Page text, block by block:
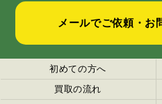
メールでご依頼・お
初めての方へ
買取の流れ